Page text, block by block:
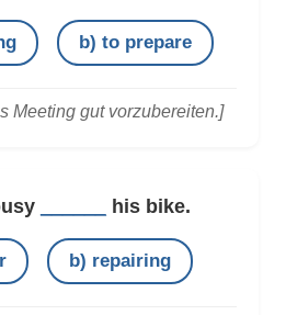
b) to prepare
Meeting gut vorzubereiten.]
his bike.
b) repairing